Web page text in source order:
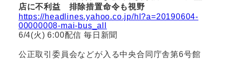
店に不利益 排除措置命令も視野
https://headlines.yahoo.co.jp/hl?a=20190604-
00000008-mai-bus_all
6/4(火) 6:00配信 毎日新聞
公正取引委員会などが入る中央合同庁舎第6号館